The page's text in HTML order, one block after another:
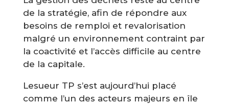
de la stratégie, afin de répondre aux
besoins de remploi et revalorisation
malgré un environnement contraint par
la coactivité et l’accès difficile au centre
de la capitale.
Lesueur TP s’est aujourd’hui placé
comme l’un des acteurs majeurs en île